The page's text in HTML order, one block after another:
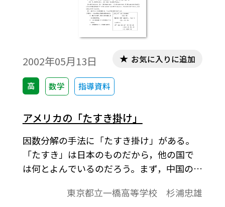
う１つの証と考えることができる。さて，
ここでは，私達数学教師が授業を行う「因
数分解」の別解を抜き出してみよう。本質
的には，因数を求める問題であるので「恒
等式」の係数を求める問題とみなすことも
できる。しかし，どのような形の因数にな
るのかは，複雑な因数分解になるとわから
ない。教科書では，公式を用いたオーソド
ックな因数分解がその教材となっている
が，他の方法を考えてみよう。
2002年05月13日
高 数学 指導資料
お気に入りに追加
アメリカの「たすき掛け」
因数分解の手法に「たすき掛け」がある。
「たすき」は日本のものだから，他の国で
は何とよんでいるのだろう。まず，中国の数
の「十字相乗法」であり，ネット上の数学
東京都立一橋高等学校 杉浦忠雄